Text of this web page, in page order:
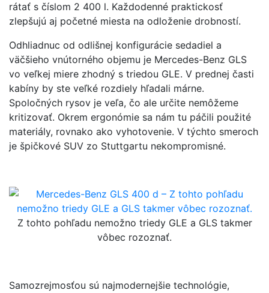
rátať s číslom 2 400 l. Každodenné praktickosť
zlepšujú aj početné miesta na odloženie drobností.
Odhliadnuc od odlišnej konfigurácie sedadiel a
väčšieho vnútorného objemu je Mercedes-Benz GLS
vo veľkej miere zhodný s triedou GLE. V prednej časti
kabíny by ste veľké rozdiely hľadali márne.
Spoločných rysov je veľa, čo ale určite nemôžeme
kritizovať. Okrem ergonómie sa nám tu páčili použité
materiály, rovnako ako vyhotovenie. V týchto smeroch
je špičkové SUV zo Stuttgartu nekompromisné.
Z tohto pohľadu nemožno triedy GLE a GLS takmer
vôbec rozoznať.
Samozrejmosťou sú najmodernejšie technológie,